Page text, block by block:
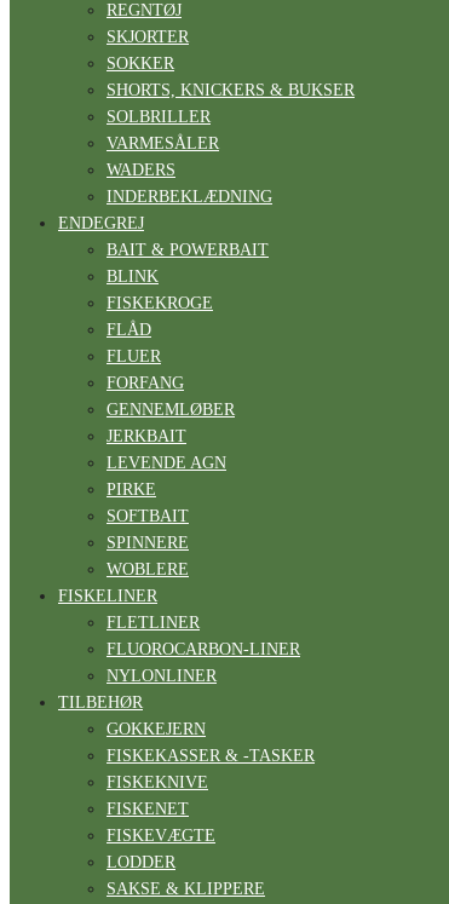
REGNTØJ
SKJORTER
SOKKER
SHORTS, KNICKERS & BUKSER
SOLBRILLER
VARMESÅLER
WADERS
INDERBEKLÆDNING
ENDEGREJ
BAIT & POWERBAIT
BLINK
FISKEKROGE
FLÅD
FLUER
FORFANG
GENNEMLØBER
JERKBAIT
LEVENDE AGN
PIRKE
SOFTBAIT
SPINNERE
WOBLERE
FISKELINER
FLETLINER
FLUOROCARBON-LINER
NYLONLINER
TILBEHØR
GOKKEJERN
FISKEKASSER & -TASKER
FISKEKNIVE
FISKENET
FISKEVÆGTE
LODDER
SAKSE & KLIPPERE